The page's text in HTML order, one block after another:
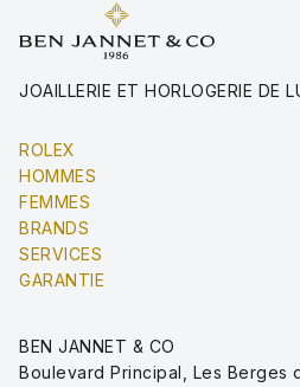
JOAILLERIE ET HORLOGERIE DE
ROLEX
HOMMES
FEMMES
BRANDS
SERVICES
GARANTIE
BEN JANNET & CO
Boulevard Principal, Les Berges